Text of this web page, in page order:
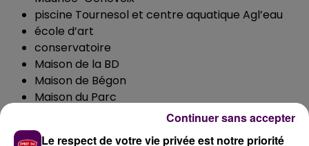
piscine Tournesol et centre aquatique Agl’eau
école d’art
conservatoire
Maison de la BD
Maison de Bégon
Maison du Parc
Maison des Provinces
Le respect de votre vie privée est notre priorité
Continuer sans accepter